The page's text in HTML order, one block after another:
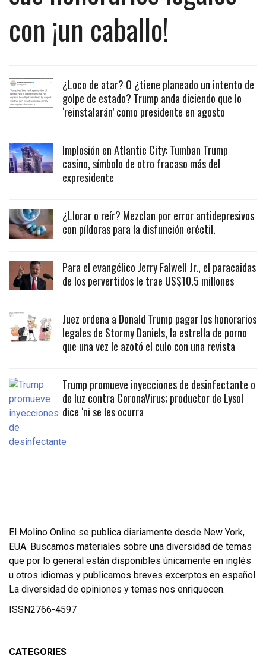
con ¡un caballo!
¿Loco de atar? O ¿tiene planeado un intento de
golpe de estado? Trump anda diciendo que lo
‘reinstalarán’ como presidente en agosto
Implosión en Atlantic City: Tumban Trump
casino, símbolo de otro fracaso más del
expresidente
¿Llorar o reír? Mezclan por error antidepresivos
con píldoras para la disfunción eréctil.
Para el evangélico Jerry Falwell Jr., el paracaidas
de los pervertidos le trae US$10.5 millones
Juez ordena a Donald Trump pagar los honorarios
legales de Stormy Daniels, la estrella de porno
que una vez le azotó el culo con una revista
Trump promueve inyecciones de desinfectante o
de luz contra CoronaVirus; productor de Lysol
dice ‘ni se les ocurra
El Molino Online se publica diariamente desde New York,
EUA. Buscamos materiales sobre una diversidad de temas
que por lo general están disponibles únicamente en inglés
u otros idiomas y publicamos breves excerptos en español.
La diversidad de opiniones y temas nos enriquecen.
ISSN2766-4597
CATEGORIES